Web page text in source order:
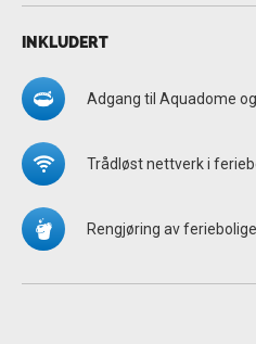
INKLUDERT
Adgang til Aquadome
Trådløst nettverk i
Rengjøring av